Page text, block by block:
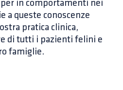
in comportamenti nei
a queste conoscenze
pratica clinica,
di tutti i pazienti felini e
famiglie.